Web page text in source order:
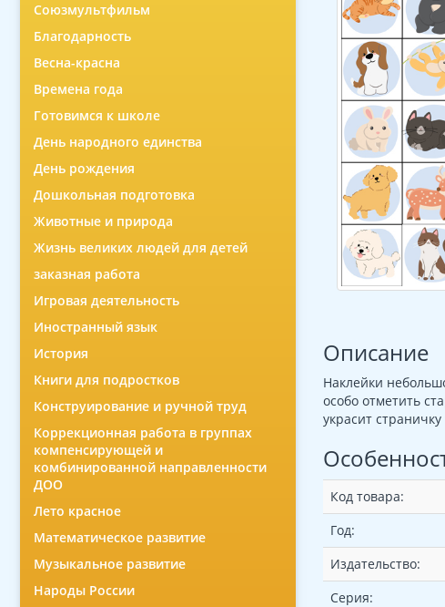
Союзмультфильм
Благодарность
Весна-красна
Времена года
Готовимся к школе
День народного единства
День рождения
Дошкольная подготовка
Животные и природа
Жизнь великих людей для детей
заказная работа
Игровая деятельность
Иностранный язык
История
Книги для подростков
Конструирование и ручной труд
Коррекционная работа в группах
компенсирующей и
комбинированной направленности
ДОО
Лето красное
Математическое развитие
Музыкальное развитие
Народы России
Описание
Наклейки
особо отметить
украсит
Код товара:
Год:
Издательство:
Серия: